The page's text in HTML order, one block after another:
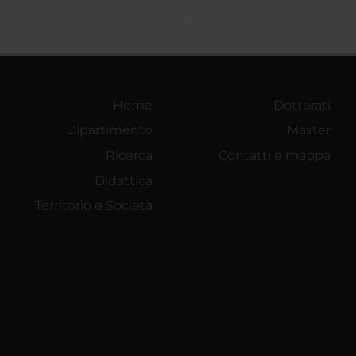
Home
Dipartimento
Ricerca
Didattica
Territorio e Società
Dottorati
Master
Contatti e mappa